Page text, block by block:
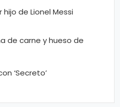
de Lionel Messi
de carne y hueso de
AA y Karol G con ‘Secreto’